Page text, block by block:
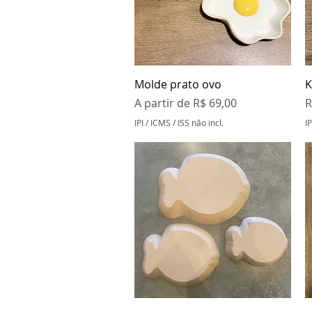
Visualização rápida
Molde prato ovo
A partir de R$ 69,00
Preço promocional
IPI / ICMS / ISS não incl.